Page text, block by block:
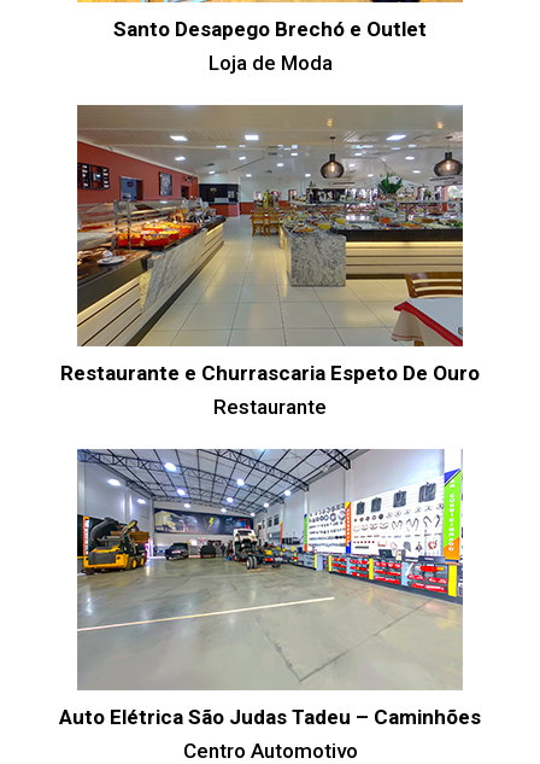
Santo Desapego Brechó e Outlet
Loja de Moda
Restaurante e Churrascaria Espeto De Ouro
Restaurante
Auto Elétrica São Judas Tadeu – Caminhões
Centro Automotivo